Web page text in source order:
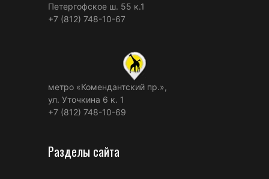
Петергофское ш. 55 к.1
+7 (812) 748-10-67
метро «Комендантский пр.»,
ул. Уточкина 6 к. 1
+7 (812) 748-10-69
Разделы сайта